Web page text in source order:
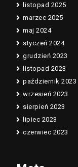
listopad 2025
marzec 2025
maj 2024
styczeń 2024
grudzień 2023
listopad 2023
październik 2023
wrzesień 2023
sierpień 2023
lipiec 2023
czerwiec 2023